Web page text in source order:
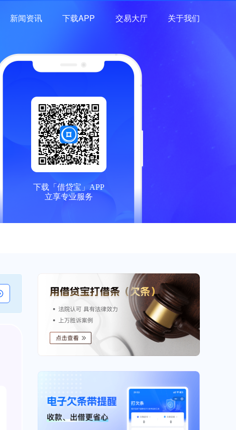
新闻资讯 下载APP 交易大厅 关于我们
下载「借贷宝」APP
立享专业服务